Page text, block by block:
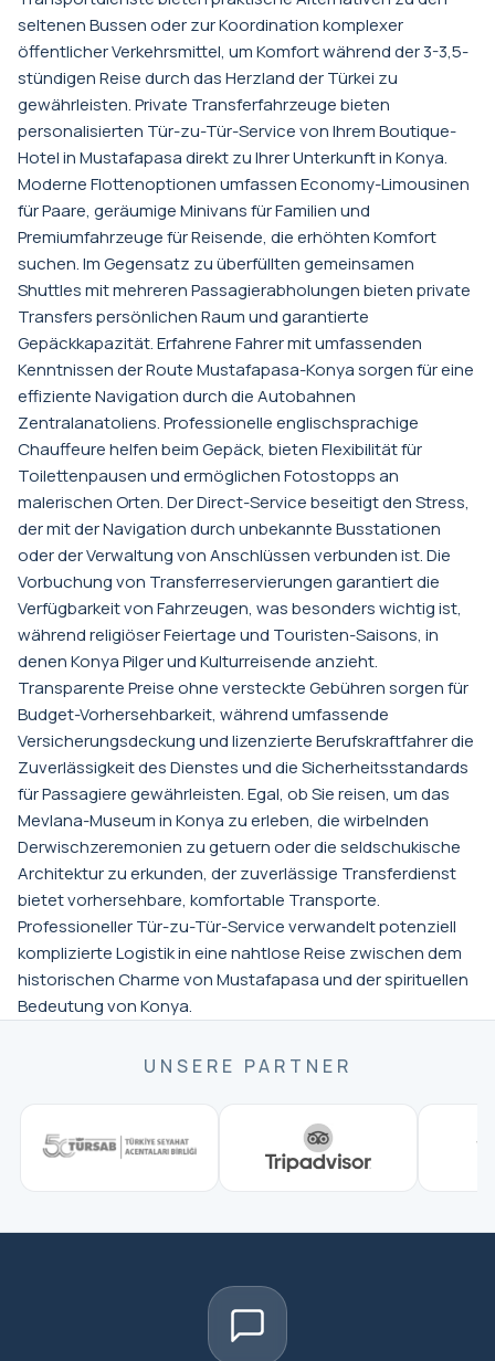
seltenen Bussen oder zur Koordination komplexer
öffentlicher Verkehrsmittel, um Komfort während der 3-3,5-
stündigen Reise durch das Herzland der Türkei zu
gewährleisten. Private Transferfahrzeuge bieten
personalisierten Tür-zu-Tür-Service von Ihrem Boutique-
Hotel in Mustafapasa direkt zu Ihrer Unterkunft in Konya.
Moderne Flottenoptionen umfassen Economy-Limousinen
für Paare, geräumige Minivans für Familien und
Premiumfahrzeuge für Reisende, die erhöhten Komfort
suchen. Im Gegensatz zu überfüllten gemeinsamen
Shuttles mit mehreren Passagierabholungen bieten private
Transfers persönlichen Raum und garantierte
Gepäckkapazität. Erfahrene Fahrer mit umfassenden
Kenntnissen der Route Mustafapasa-Konya sorgen für eine
effiziente Navigation durch die Autobahnen
Zentralanatoliens. Professionelle englischsprachige
Chauffeure helfen beim Gepäck, bieten Flexibilität für
Toilettenpausen und ermöglichen Fotostopps an
malerischen Orten. Der Direct-Service beseitigt den Stress,
der mit der Navigation durch unbekannte Busstationen
oder der Verwaltung von Anschlüssen verbunden ist. Die
Vorbuchung von Transferreservierungen garantiert die
Verfügbarkeit von Fahrzeugen, was besonders wichtig ist,
während religiöser Feiertage und Touristen-Saisons, in
denen Konya Pilger und Kulturreisende anzieht.
Transparente Preise ohne versteckte Gebühren sorgen für
Budget-Vorhersehbarkeit, während umfassende
Versicherungsdeckung und lizenzierte Berufskraftfahrer die
Zuverlässigkeit des Dienstes und die Sicherheitsstandards
für Passagiere gewährleisten. Egal, ob Sie reisen, um das
Mevlana-Museum in Konya zu erleben, die wirbelnden
Derwischzeremonien zu getuern oder die seldschukische
Architektur zu erkunden, der zuverlässige Transferdienst
bietet vorhersehbare, komfortable Transporte.
Professioneller Tür-zu-Tür-Service verwandelt potenziell
komplizierte Logistik in eine nahtlose Reise zwischen dem
historischen Charme von Mustafapasa und der spirituellen
Bedeutung von Konya.
UNSERE PARTNER